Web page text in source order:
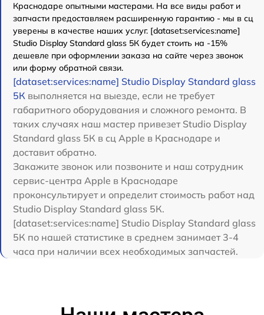
Краснодаре опытными мастерами. На все виды работ и
запчасти предоставляем расширенную гарантию - мы в сц
уверены в качестве наших услуг. [dataset:services:name]
Studio Display Standard glass 5К будет стоить на -15%
дешевле при оформлении заказа на сайте через звонок
или форму обратной связи.
[dataset:services:name] Studio Display Standard glass
5К выполняется на выезде, если не требует
габаритного оборудования и сложного ремонта. В
таких случаях наш мастер привезет Studio Display
Standard glass 5К в сц Apple в Краснодаре и
доставит обратно.
Закажите звонок или позвоните и наш сотрудник
сервис-центра Apple в Краснодаре
проконсультирует и определит стоимость работ над
Studio Display Standard glass 5К.
[dataset:services:name] Studio Display Standard glass
5К по нашей статистике в среднем занимает 3-4
часа при наличии всех необходимых запчастей.